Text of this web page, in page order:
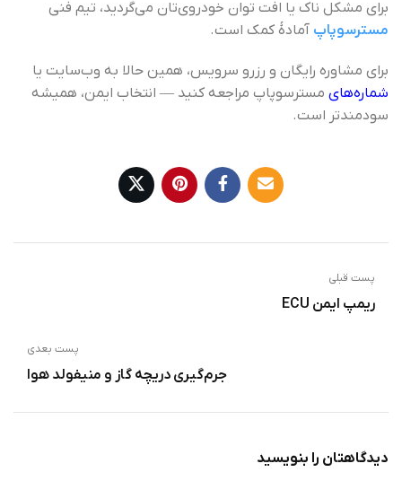
برای مشکل ناک یا افت توان خودروی‌تان می‌گردید، تیم فنی
مسترسوپاپ آمادهٔ کمک است.
برای مشاوره رایگان و رزرو سرویس، همین حالا به وب‌سایت یا
شماره‌های مسترسوپاپ مراجعه کنید — انتخاب ایمن، همیشه
سودمندتر است.
پست قبلی
ریمپ ایمن ECU
پست بعدی
جرم‌گیری دریچه گاز و منیفولد هوا
دیدگاهتان را بنویسید